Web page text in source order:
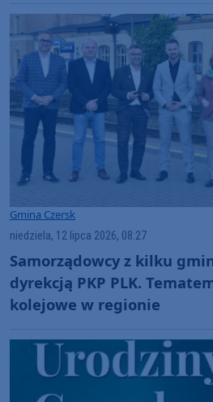
Gmina Czersk
niedziela, 12 lipca 2026, 08:27
Samorządowcy z kilku
dyrekcją PKP PLK.
kolejowe w regionie